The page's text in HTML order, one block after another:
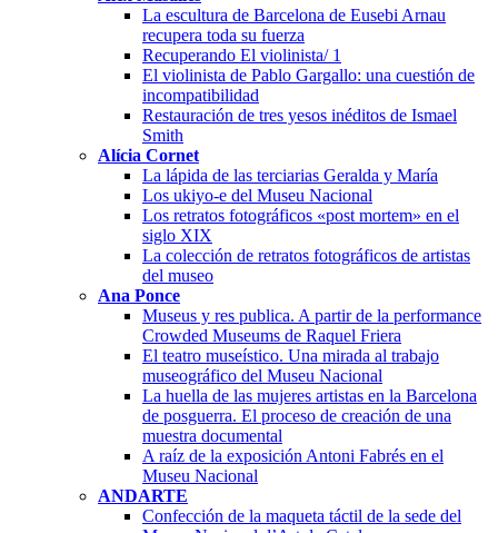
La escultura de Barcelona de Eusebi Arnau
recupera toda su fuerza
Recuperando El violinista/ 1
El violinista de Pablo Gargallo: una cuestión de
incompatibilidad
Restauración de tres yesos inéditos de Ismael
Smith
Alícia Cornet
La lápida de las terciarias Geralda y María
Los ukiyo-e del Museu Nacional
Los retratos fotográficos «post mortem» en el
siglo XIX
La colección de retratos fotográficos de artistas
del museo
Ana Ponce
Museus y res publica. A partir de la performance
Crowded Museums de Raquel Friera
El teatro museístico. Una mirada al trabajo
museográfico del Museu Nacional
La huella de las mujeres artistas en la Barcelona
de posguerra. El proceso de creación de una
muestra documental
A raíz de la exposición Antoni Fabrés en el
Museu Nacional
ANDARTE
Confección de la maqueta táctil de la sede del